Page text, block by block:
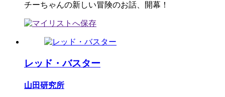
チーちゃんの新しい冒険のお話、開幕！
レッド・バスター
山田研究所